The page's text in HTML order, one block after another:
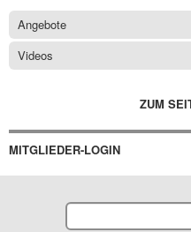
Angebote
Videos
ZUM
MITGLIEDER-LOGIN